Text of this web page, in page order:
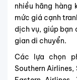
nhiều hãng
mức giá cạnh
dịch vụ, giúp bạn
gian di chuyển.
Các lựa chọn
Southern